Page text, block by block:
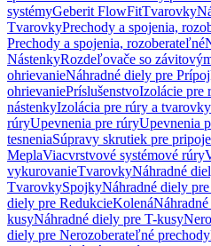
systémyGeberit FlowFitTvarovky
TvarovkyPrechody a spojenia,
Prechody a spojenia, rozoberateľné
NástenkyRozdeľovače so
ohrievanieNáhradné diely pre
ohrievaniePríslušenstvoIzolácie pre
nástenkyIzolácia pre rúry a tvarovky
rúryUpevnenia pre rúryUpevnenia
tesneniaSúpravy skrutiek pre
MeplaViacvrstvové systémové rúry
vykurovanieTvarovkyNáhradné
TvarovkySpojkyNáhradné diely
diely pre RedukcieKolená
kusyNáhradné diely pre T-kusy
diely pre Nerozoberateľné prechody